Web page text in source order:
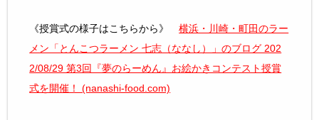
《授賞式の様子はこちらから》横浜・川崎・町田のラー
メン「とんこつラーメン 七志（ななし）」のブログ 202
2/08/29 第3回『夢のらーめん』お絵かきコンテスト授賞
式を開催！ (nanashi-food.com)